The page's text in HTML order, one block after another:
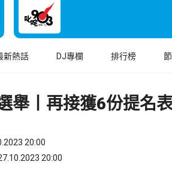
新熱話 DJ專欄 排行榜
舉丨再接獲6份提名
20:00
20:00